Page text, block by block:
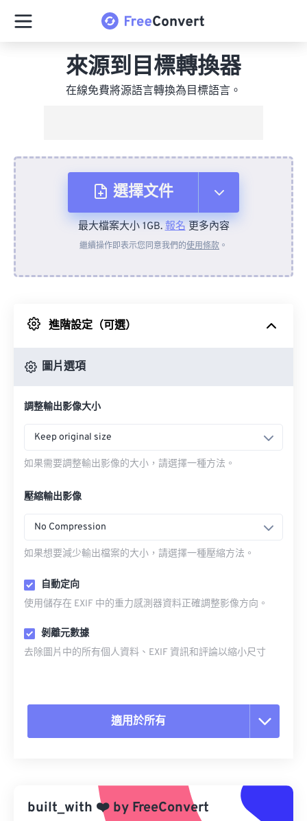
來源到目標轉換器
在線免費將源語言轉換為目標語言。
選擇文件
來自裝置
來自 Google 雲端硬碟
最大檔案大小 1GB.報名更多內容
繼續操作即表示您同意我們的使用條款 。
進階設定（可選）
圖片選項
調整輸出影像大小
Keep original size
如果需要調整輸出影像的大小，請選擇一種方法。
壓縮輸出影像
No Compression
如果想要減少輸出檔案的大小，請選擇一種壓縮方法。
自動定向
使用儲存在 EXIF 中的重力感測器資料正確調整影像方向。
剝離元數據
去除圖片中的所有個人資料、EXIF 資訊和評論以縮小尺寸
適用於所有
另存為預設
built_with ❤️ by FreeConvert